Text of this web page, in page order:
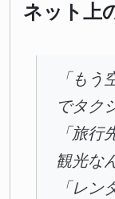
ネット上
「も
でタク
「旅
観光な
「レ